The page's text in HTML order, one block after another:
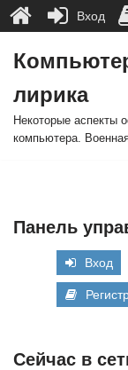
к
содержимому
лирика
Некоторые аспекты
компьютера.
Панель
Вход
Сейчас в
Вход